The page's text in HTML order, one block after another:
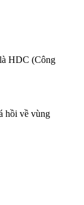
HDC (Công
hồi về vùng